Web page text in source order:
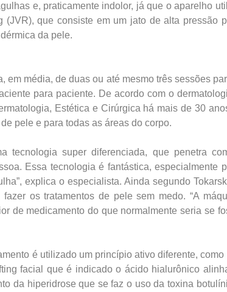
e, praticamente indolor, já que o aparelho
(JVR), que consiste em um jato de alta pressão
da pele.
em média, de duas ou até mesmo três sessões
para paciente. De acordo com o
Estética e Cirúrgica há mais de 30
pele e para todas as áreas do corpo.
tecnologia super diferenciada, que penetra
Essa tecnologia é fantástica, especialmente
explica o especialista. Ainda segundo
os tratamentos de pele sem medo. “A
de medicamento do que normalmente seria se
é utilizado um princípio ativo diferente, como
facial que é indicado o ácido hialurônico
da hiperidrose que se faz o uso da toxina